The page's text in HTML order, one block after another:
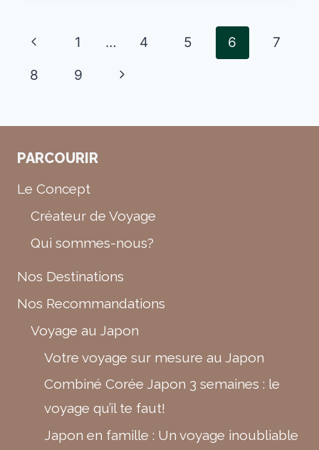
INTERNATIONAL…
CE
FAUT
Page
navigation
Previous
Page
1 … 4 5 6
7
8
9
Next
PARCOURIR
Le Concept
Créateur de Voyage
Qui sommes-nous?
Nos Destinations
Nos Recommandations
Voyage au Japon
Votre voyage sur mesure au Japon
Combiné Corée Japon 3 semaines : le
voyage qu’il te faut!
Japon en famille : Un voyage inoubliable